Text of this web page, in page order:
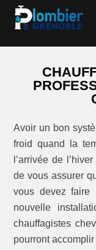
Avoir un bon
froid quand la
l’arrivée de
de vous assurer
vous devez faire
nouvelle
chauffagistes
pourront